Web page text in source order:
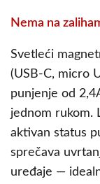
Nema na
Svetleći
(USB-C, micro
punjenje od
jednom rukom.
aktivan status
sprečava
uređaje —